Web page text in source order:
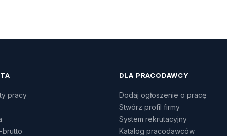
pracy
brutto
DLA PRACODAWCY
Dodaj ogłoszenie o pracę
Stwórz profil firmy
System rekrutacyjny
Katalog pracodawców